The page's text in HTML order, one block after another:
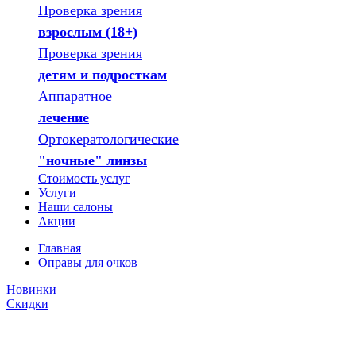
Проверка зрения
взрослым (18+)
Проверка зрения
детям и подросткам
Аппаратное
лечение
Ортокератологические
"ночные" линзы
Стоимость услуг
Услуги
Наши салоны
Акции
Главная
Оправы для очков
Новинки
Скидки